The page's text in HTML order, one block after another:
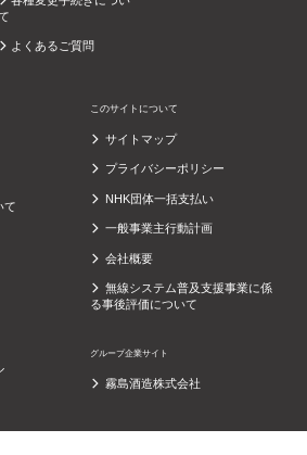
よくあるご質問
て
このサイトについて
サイトマップ
プライバシーポリシー
NHK団体一括支払い
一般事業主行動計画
会社概要
無線システム普及支援事業に係
る事後評価について
グループ企業サイト
霧島酒造株式会社